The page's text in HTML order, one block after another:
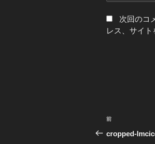
次回のコ
レス、サイト
投
稿
前
の
前
cropped-